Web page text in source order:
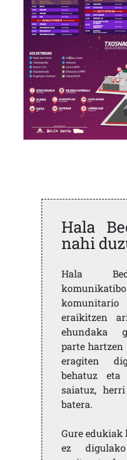
Hala
nahi
Hala
komunitario
eraikitzen
ehundaka
parte
eragiten
behatuz eta
saiatuz,
batera.
Gure
ez